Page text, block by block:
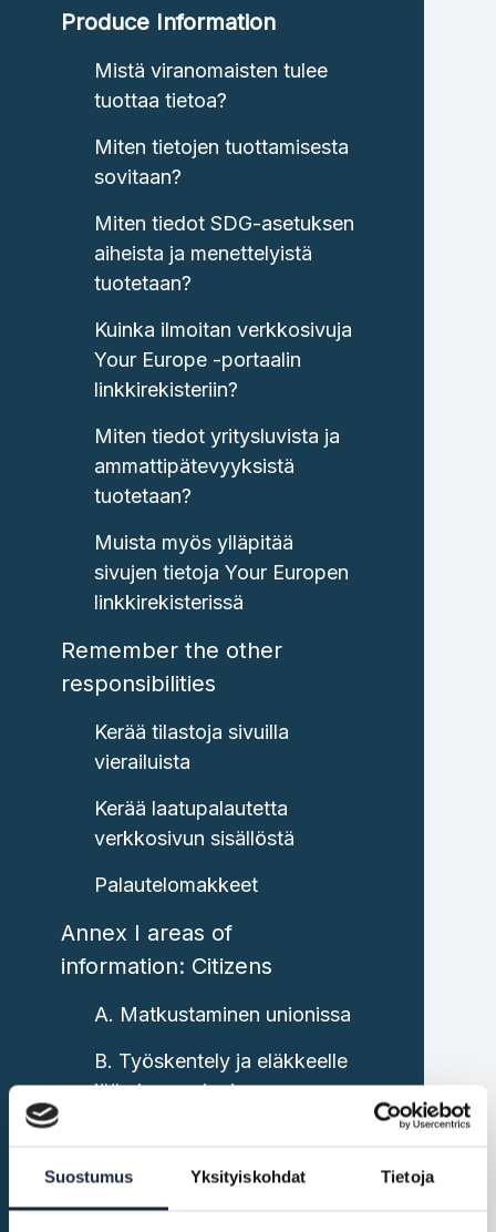
Suostumus Yksityiskohdat Tietoja
Produce Information
Mistä viranomaisten tulee
tuottaa tietoa?
Miten tietojen tuottamisesta
sovitaan?
Miten tiedot SDG-asetuksen
aiheista ja menettelyistä
tuotetaan?
Kuinka ilmoitan verkkosivuja
Your Europe -portaalin
linkkirekisteriin?
Miten tiedot yritysluvista ja
ammattipätevyyksistä
tuotetaan?
Muista myös ylläpitää
sivujen tietoja Your Europen
linkkirekisterissä
Remember the other
responsibilities
Kerää tilastoja sivuilla
vierailuista
Kerää laatupalautetta
verkkosivun sisällöstä
Palautelomakkeet
Annex I areas of
information: Citizens
A. Matkustaminen unionissa
B. Työskentely ja eläkkeelle
jääminen unionissa
D. Oleskelu toisessa
jäsenvaltiossa